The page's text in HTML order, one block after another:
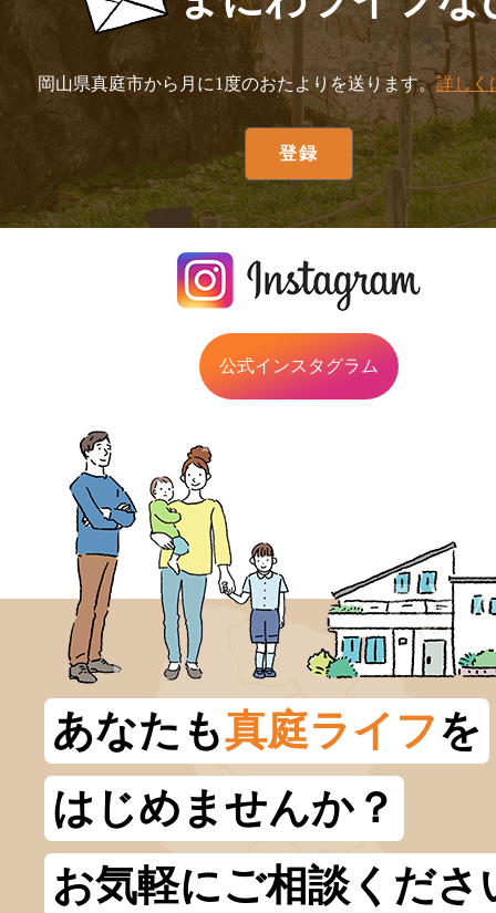
岡山県真庭市から月に1度のおたよりを送ります。詳しく
公式インスタグラム
あなたも真庭ライフを
はじめませんか？
お気軽にご相談くださ